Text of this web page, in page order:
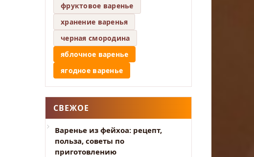
фруктовое варенье
хранение варенья
черная смородина
яблочное варенье
ягодное варенье
СВЕЖОЕ
Варенье из фейхоа: рецепт,
польза, советы по
приготовлению